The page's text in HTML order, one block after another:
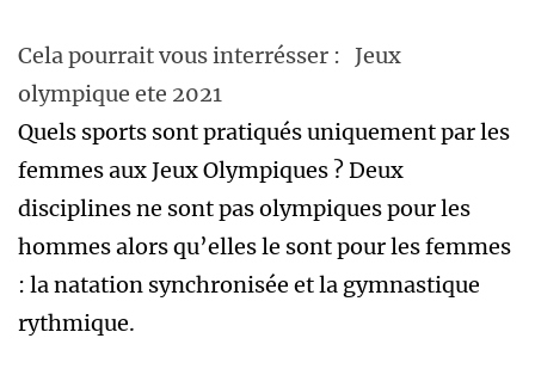
Cela pourrait vous interrésser :
Jeux
olympique ete 2021
Quels sports sont pratiqués uniquement par les
femmes aux Jeux Olympiques ? Deux
disciplines ne sont pas olympiques pour les
hommes alors qu’elles le sont pour les femmes
: la natation synchronisée et la gymnastique
rythmique.